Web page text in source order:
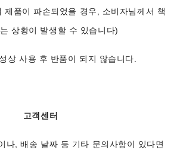
제품이 파손되었을 경우, 소비자님께서 책
상황이 발생할 수 있습니다)
상 사용 후 반품이 되지 않습니다.
고객센터
나, 배송 날짜 등 기타 문의사항이 있다면